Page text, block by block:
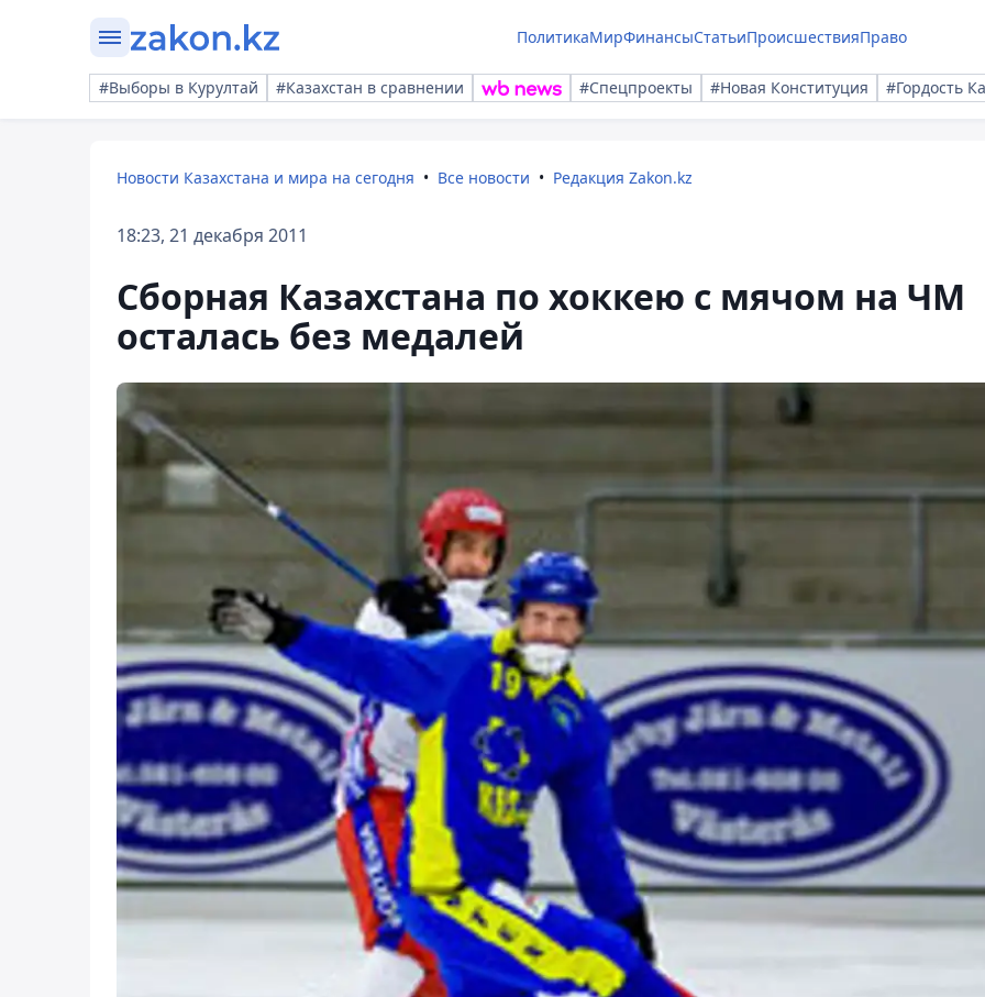
ПолитикаМирФинансыСтатьиПроисшествияПраво
#Выборы в Курултай #Казахстан в сравнении #Спецпроекты #Новая Конституция #Гордость
Новости Казахстана и мира на сегодня Все новости Редакция Zakon.kz
18:23, 21 декабря 2011
Сборная Казахстана по хоккею с мячом на ЧМ
осталась без медалей